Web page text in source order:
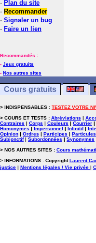
- Plan du site
- Recommander
- Signaler un bug
- Faire un lien
Recommandés :
- Jeux gratuits
- Nos autres sites
Cours gratuits
> INDISPENSABLES : TESTEZ VOTRE
> COURS ET TESTS : Abréviations |
Contraires | Corps | Couleurs | Courrier |
Homonymes | Impersonnel | Infinitif|
Opinion | Ordres | Participes | Particules
Subjonctif| Subordonnées | Synonymes
> NOS AUTRES SITES : Cours
> INFORMATIONS : CopyrightLaurent
justice | Mentions légales / Vie privée |